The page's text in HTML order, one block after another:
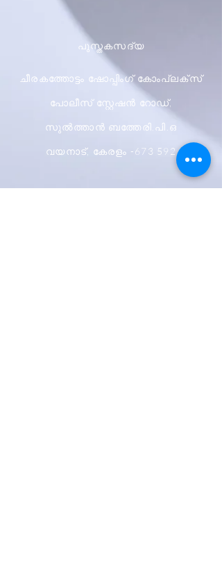
പുസ്തകസദ്യ
ചീരകത്തോട്ടം ഷോപ്പിംഗ് കോംപ്ലക്സ്
പോലീസ് സ്റ്റേഷൻ റോഡ്,
സുൽത്താൻ ബത്തേരി.പി.ഒ
വയനാട്, കേരളം -673 592